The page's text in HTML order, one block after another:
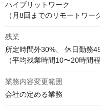
ハイブリットワーク
（月8回までのリモートワー
残業
所定時間外30%、 休日勤務
（平均残業時間10〜20時間程
業務内容変更範囲
会社の定める業務